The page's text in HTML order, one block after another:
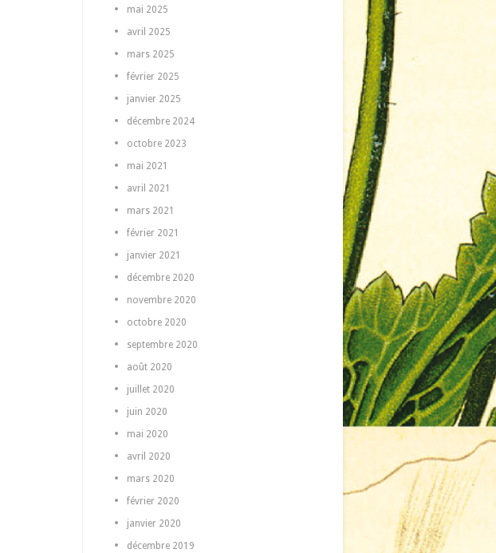
mai 2025
avril 2025
mars 2025
février 2025
janvier 2025
décembre 2024
octobre 2023
mai 2021
avril 2021
mars 2021
février 2021
janvier 2021
décembre 2020
novembre 2020
octobre 2020
septembre 2020
août 2020
juillet 2020
juin 2020
mai 2020
avril 2020
mars 2020
février 2020
janvier 2020
décembre 2019